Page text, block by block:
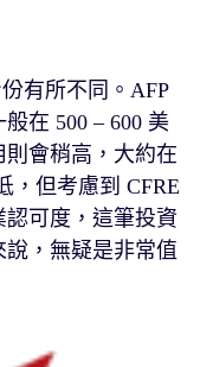
有所不同。AFP
在 500 – 600 美
會稍高，大約在
，但考慮到 CFRE
可度，這筆投資
，無疑是非常值